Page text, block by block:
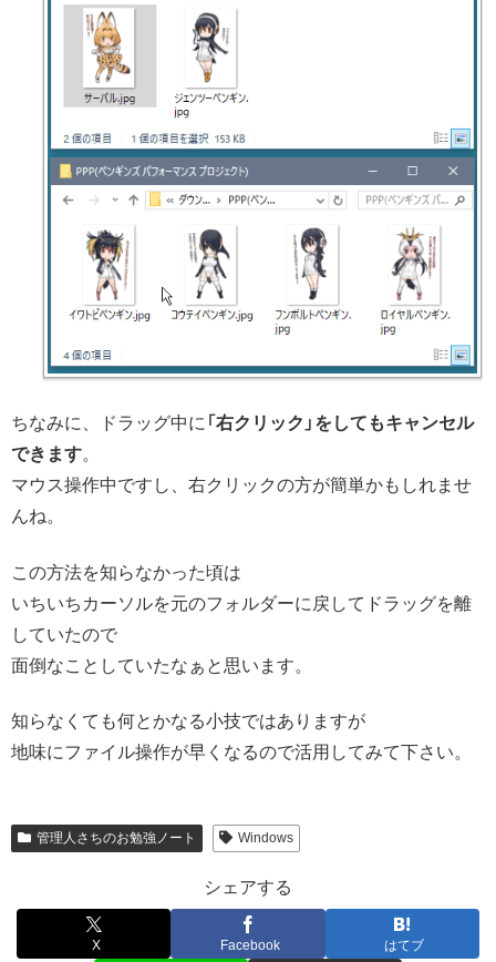
ちなみに、ドラッグ中に 「右クリック」をしてもキャンセル
できます。
マウス操作中ですし、右クリックの方が簡単かもしれませ
んね。
この方法を知らなかった頃は
いちいちカーソルを元のフォルダーに戻してドラッグを離
していたので
面倒なことしていたなぁと思います。
知らなくても何とかなる小技ではありますが
地味にファイル操作が早くなるので活用してみて下さい。
管理人さちのお勉強ノート Windows
シェアする
X Facebook はてブ